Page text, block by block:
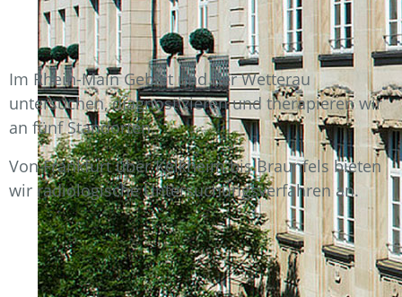
Im Rhein-Main Gebiet und der Wetterau
untersuchen, diagnostizieren und therapieren wir
an fünf Standorten.
Von Frankfurt über Kelkheim bis Braunfels bieten
wir radiologische Untersuchungsverfahren an.